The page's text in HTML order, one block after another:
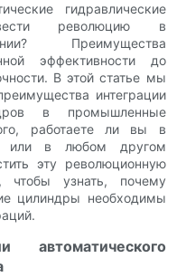
гидравлические
революцию в
Преимущества
эффективности до
В этой статье мы
интеграции
в промышленные
работаете ли вы в
или в любом другом
эту революционную
чтобы узнать, почему
цилиндры необходимы